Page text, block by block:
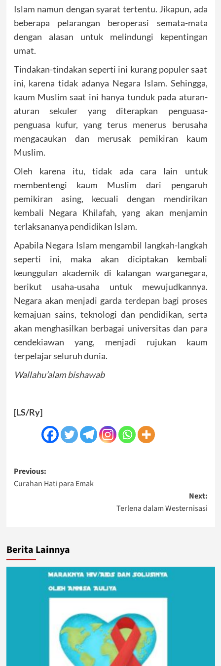
Islam namun dengan syarat tertentu. Jikapun, ada
beberapa pelarangan beroperasi semata-mata
dengan alasan untuk melindungi kepentingan
umat.
Tindakan-tindakan seperti ini kurang populer saat
ini, karena tidak adanya Negara Islam. Sehingga,
kaum Muslim saat ini hanya tunduk pada aturan-
aturan sekuler yang diterapkan penguasa-
penguasa kufur, yang terus menerus berusaha
mengacaukan dan merusak pemikiran kaum
Muslim.
Oleh karena itu, tidak ada cara lain untuk
membentengi kaum Muslim dari pengaruh
pemikiran asing, kecuali dengan mendirikan
kembali Negara Khilafah, yang akan menjamin
terlaksananya pendidikan Islam.
Apabila Negara Islam mengambil langkah-langkah
seperti ini, maka akan diciptakan kembali
keunggulan akademik di kalangan warganegara,
berikut usaha-usaha untuk mewujudkannya.
Negara akan menjadi garda terdepan bagi proses
kemajuan sains, teknologi dan pendidikan, serta
akan menghasilkan berbagai universitas dan para
cendekiawan yang, menjadi rujukan kaum
terpelajar seluruh dunia.
Wallahu’alam bishawab
[LS/Ry]
Post
navigation
Previous:
Curahan Hati para Emak
Next:
Terlena dalam Westernisasi
Berita Lainnya